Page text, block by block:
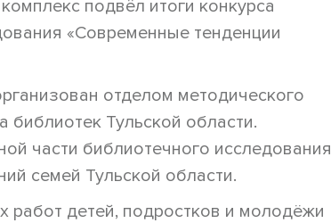
подвёл итоги конкурса
«Современные тенденции
отделом методического
библиотек Тульской области.
части библиотечного исследования
семей Тульской области.
работ детей, подростков и молодёжи